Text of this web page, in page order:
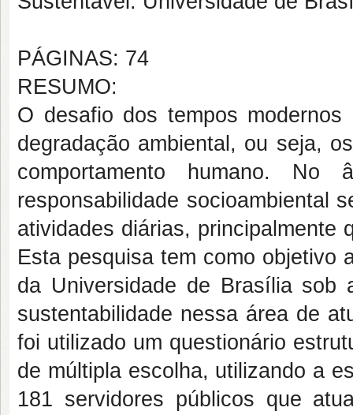
PÁGINAS: 74
RESUMO:
O desafio dos tempos
degradação ambiental, ou seja,
comportamento humano. No
responsabilidade socioambiental
atividades diárias, principalmente
Esta pesquisa tem como objetivo
da Universidade de Brasília
sustentabilidade nessa área de
foi utilizado um questionário
de múltipla escolha, utilizando a
181 servidores públicos que